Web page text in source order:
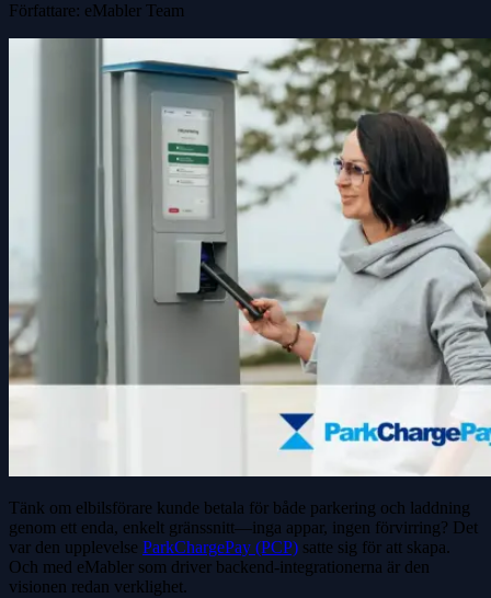
Författare: eMabler Team
Tänk om elbilsförare kunde betala för både parkering och laddning
genom ett enda, enkelt gränssnitt—inga appar, ingen förvirring? Det
var den upplevelse ParkChargePay (PCP) satte sig för att skapa.
Och med eMabler som driver backend-integrationerna är den
visionen redan verklighet.